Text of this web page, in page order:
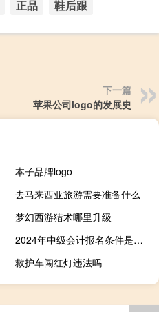
正品 鞋后跟
下一篇
苹果公司logo的发展史
本子品牌logo
去马来西亚旅游需要准备什么
梦幻西游猎术哪里升级
2024年中级会计报名条件是怎样的
救护车闯红灯违法吗